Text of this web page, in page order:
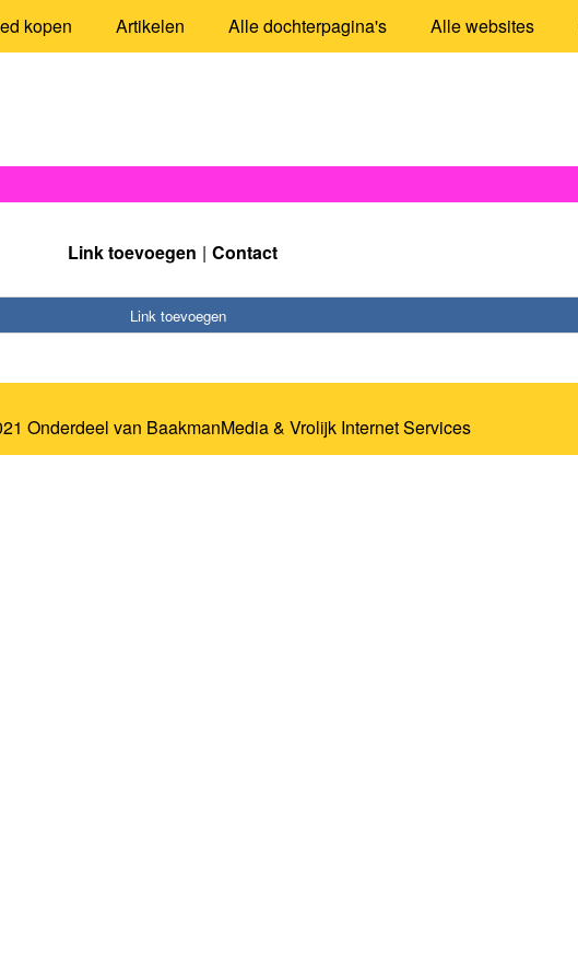
kopen Artikelen Alle dochterpagina's Alle websites
Link toevoegen Contact
Link toevoegen
Onderdeel van BaakmanMedia& Vrolijk Internet Services